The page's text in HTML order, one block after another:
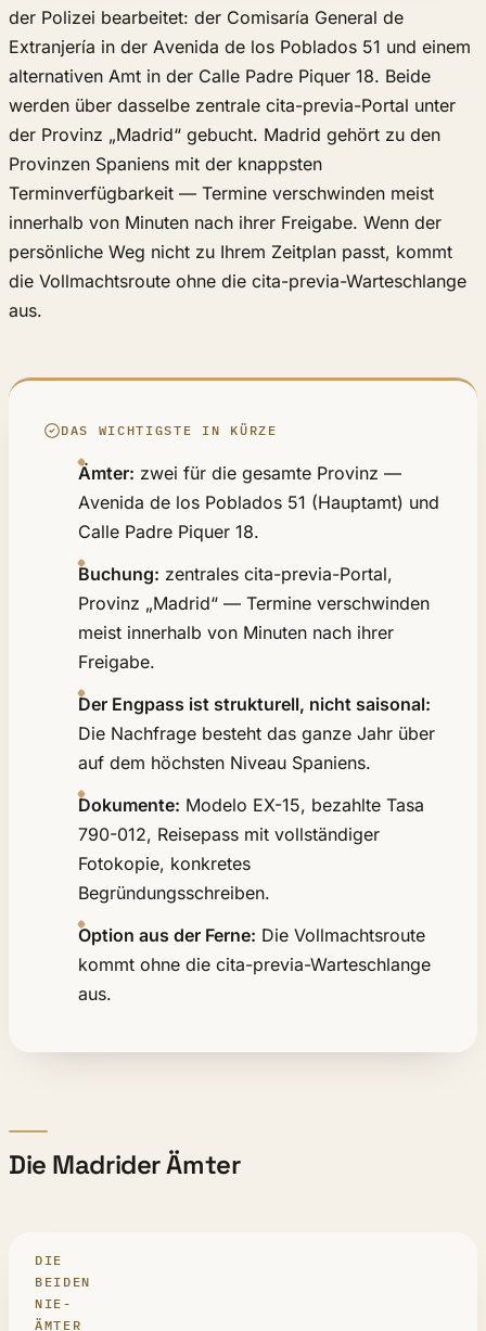
der Polizei bearbeitet: der Comisaría General de
Extranjería in der Avenida de los Poblados 51 und einem
alternativen Amt in der Calle Padre Piquer 18. Beide
werden über dasselbe zentrale cita-previa-Portal unter
der Provinz „Madrid“ gebucht. Madrid gehört zu den
Provinzen Spaniens mit der knappsten
Terminverfügbarkeit — Termine verschwinden meist
innerhalb von Minuten nach ihrer Freigabe. Wenn der
persönliche Weg nicht zu Ihrem Zeitplan passt, kommt
die Vollmachtsroute ohne die cita-previa-Warteschlange
aus.
DAS WICHTIGSTE IN KÜRZE
Ämter: zwei für die gesamte Provinz —
Avenida de los Poblados 51 (Hauptamt) und
Calle Padre Piquer 18.
Buchung: zentrales cita-previa-Portal,
Provinz „Madrid“ — Termine verschwinden
meist innerhalb von Minuten nach ihrer
Freigabe.
Der Engpass ist strukturell, nicht saisonal:
Die Nachfrage besteht das ganze Jahr über
auf dem höchsten Niveau Spaniens.
Dokumente: Modelo EX-15, bezahlte Tasa
790-012, Reisepass mit vollständiger
Fotokopie, konkretes
Begründungsschreiben.
Option aus der Ferne: Die Vollmachtsroute
kommt ohne die cita-previa-Warteschlange
aus.
Die Madrider Ämter
DIE
BEIDEN
NIE-
ÄMTER